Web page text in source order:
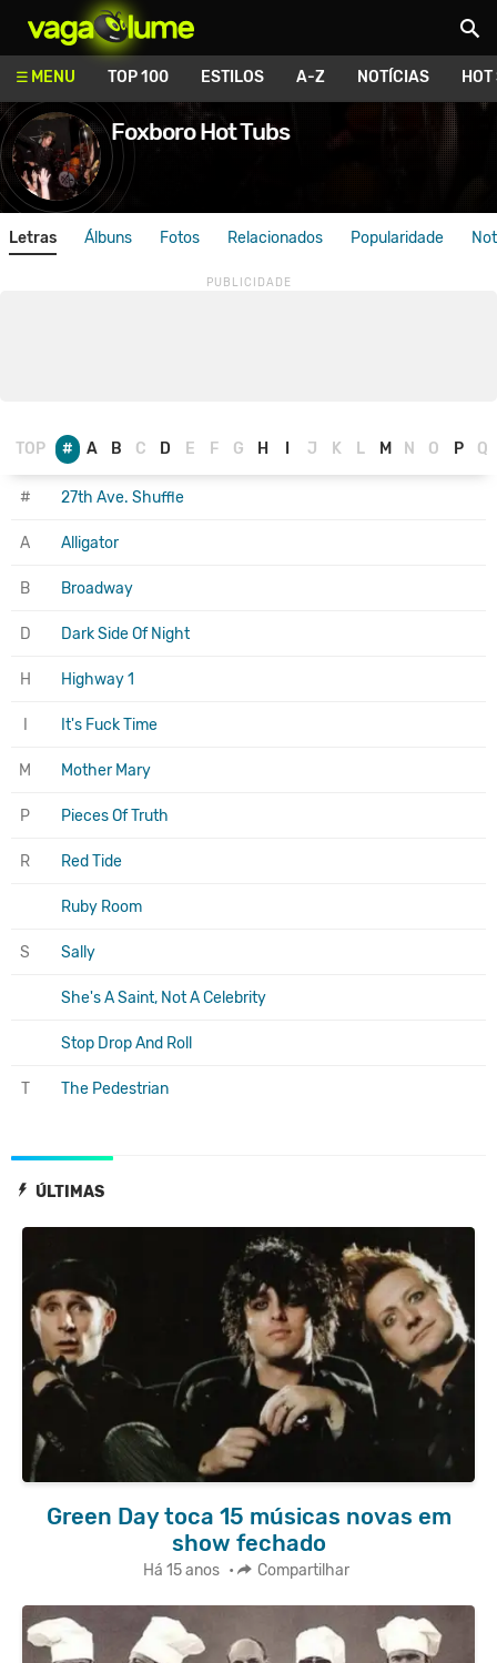
MENU TOP 100 ESTILOS A-Z NOTÍCIAS
Foxboro Hot Tubs
Letras Álbuns Fotos Relacionados Popularidade
TOP # A B C D E F G H J K L M N O P Q
# 27th Ave. Shuffle
A Alligator
B Broadway
D Dark Side Of Night
H Highway 1
It's Fuck Time
M Mother Mary
P Pieces Of Truth
R Red Tide
Ruby Room
S Sally
She's A Saint, Not A Celebrity
Stop Drop And Roll
T The Pedestrian
ÚLTIMAS
Green Day toca 15 músicas novas em
show fechado
Há 15 anos • Compartilhar